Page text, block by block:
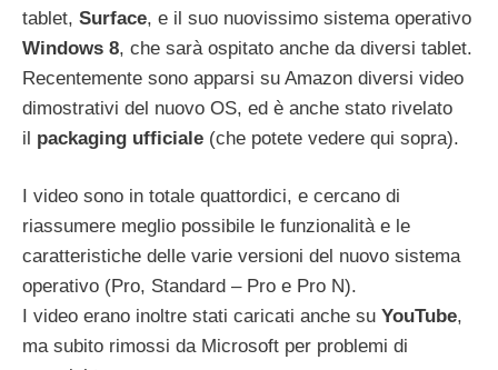
tablet, Surface, e il suo nuovissimo sistema operativo
Windows 8, che sarà ospitato anche da diversi tablet.
Recentemente sono apparsi su Amazon diversi video
dimostrativi del nuovo OS, ed è anche stato rivelato
il packaging ufficiale (che potete vedere qui sopra).
I video sono in totale quattordici, e cercano di
riassumere meglio possibile le funzionalità e le
caratteristiche delle varie versioni del nuovo sistema
operativo (Pro, Standard – Pro e Pro N).
I video erano inoltre stati caricati anche su YouTube,
ma subito rimossi da Microsoft per problemi di